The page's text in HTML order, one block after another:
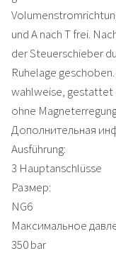
und A nach T frei.
der Steuerschieber
Ruhelage
wahlweise, gestattet
ohne
Дополнительная
Ausführung:
3 Hauptanschlüsse
Размер:
NG6
Максимальное
350 bar